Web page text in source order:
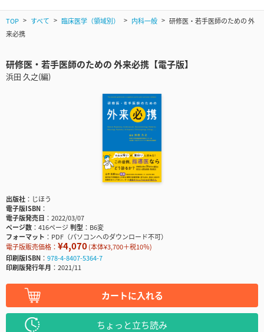
TOP すべて 臨床医学（領域別） 内科一般
研修医・若手医師のための 外
来必携
研修医・若手医師のための 外来必携【電子版】
浜田 久之(編)
出版社
じほう
電子版ISBN
電子版発売日
2022/03/07
ページ数
416ページ判型
B6変
フォーマット
PDF（パソコンへのダウンロード不可）
電子版販売価格： ¥4,070(本体¥3,700＋税10％)
印刷版ISBN
978-4-8407-5364-7
印刷版発行年月
2021/11
カートに入れる
ちょっと立ち読み